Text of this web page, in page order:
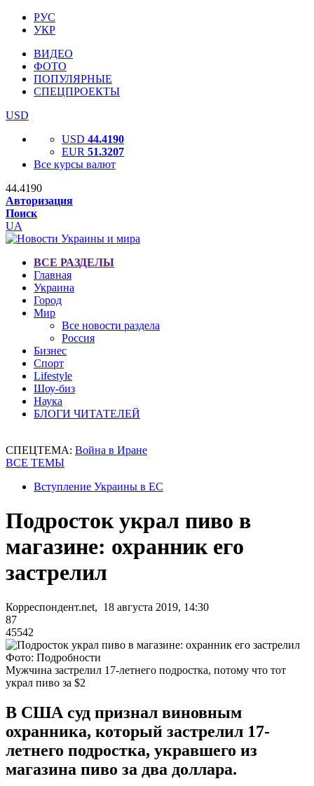
РУС
УКР
ВИДЕО
ФОТО
ПОПУЛЯРНЫЕ
СПЕЦПРОЕКТЫ
USD
USD 44.4190
EUR 51.3207
Все курсы валют
44.4190
Авторизация
Поиск
UA
ВСЕ РАЗДЕЛЫ
Главная
Украина
Город
Мир
Все новости раздела
Россия
Бизнес
Спорт
Lifestyle
Шоу-биз
Наука
БЛОГИ ЧИТАТЕЛЕЙ
СПЕЦТЕМА: Война в Иране
ВСЕ ТЕМЫ
Вступление Украины в ЕС
Подросток украл пиво в
магазине: охранник его
застрелил
Корреспондент.net, 18 августа 2019, 14:30
87
45542
Фото: Подробности
Мужчина застрелил 17-летнего подростка, потому что тот
украл пиво за $2
В США суд признал виновным
охранника, который застрелил 17-
летнего подростка, укравшего из
магазина пиво за два доллара.